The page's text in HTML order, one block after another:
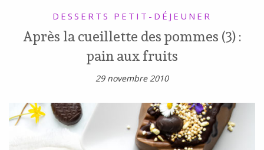
DESSERTS PETIT-DÉJEUNER
Après la cueillette des pommes (3) :
pain aux fruits
29 novembre 2010